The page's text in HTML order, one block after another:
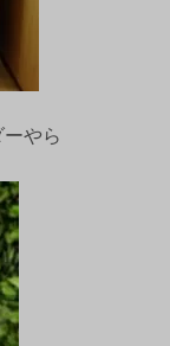
やら